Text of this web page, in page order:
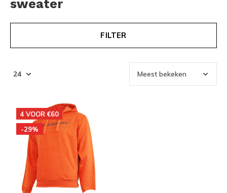
sweater
FILTER
4 VOOR €60
-29%